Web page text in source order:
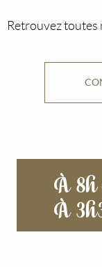
Retrouvez toutes
À
À